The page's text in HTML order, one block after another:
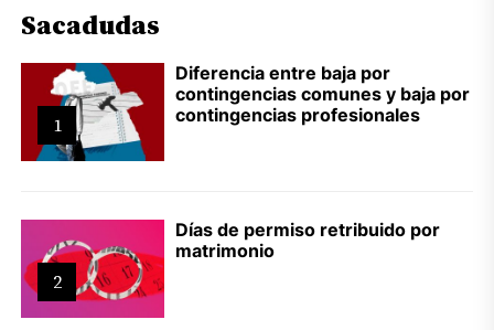
Sacadudas
1
Diferencia entre baja por
contingencias comunes y baja por
contingencias profesionales
2
Días de permiso retribuido por
matrimonio